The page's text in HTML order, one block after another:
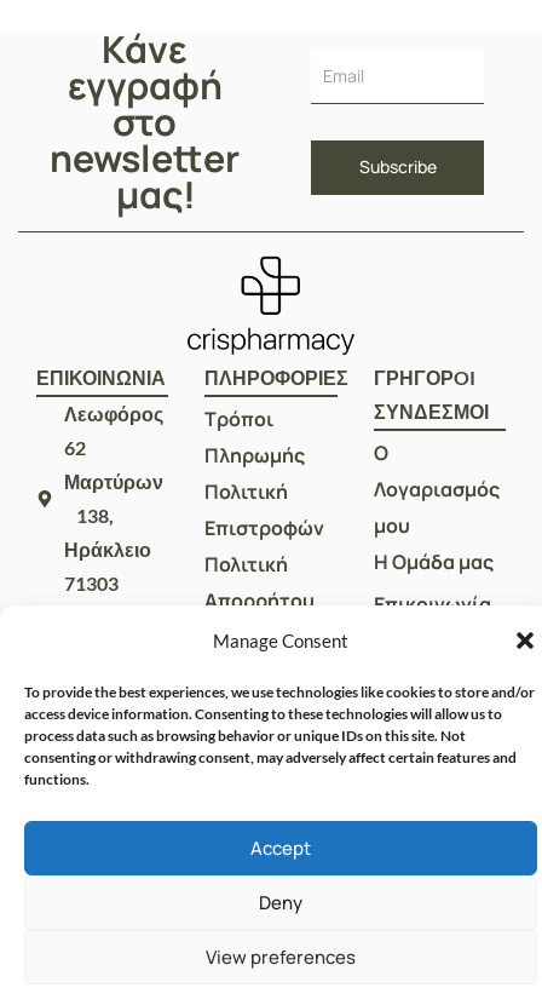
Manage Consent
To provide the best experiences, we use technologies like cookies to store and/or
access device information. Consenting to these technologies will allow us to
process data such as browsing behavior or unique IDs on this site. Not
consenting or withdrawing consent, may adversely affect certain features and
functions.
Accept
Deny
View preferences
Κάνε
εγγραφή
στο
newsletter
μας!
ΕΠΙΚΟΙΝΩΝΙΑ
Λεωφόρος
62
Μαρτύρων
138,
Ηράκλειο
71303
313857
ΠΛΗΡΟΦΟΡΙΕΣ
Τρόποι
Πληρωμής
Πολιτική
Επιστροφών
Πολιτική
Απορρήτου
Όροι Χρήσης
ΓΡΗΓΟΡOI
ΣΥΝΔΕΣΜΟΙ
Ο
Λογαριασμός
μου
Η Ομάδα μας
Επικοινωνία
CONSULTING